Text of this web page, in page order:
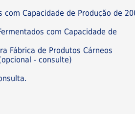
Capacidade de Produção de
com Capacidade de
Fábrica de Produtos Cárneos
- consulte)